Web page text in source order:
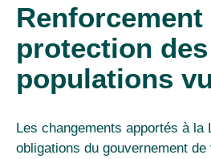
Renforcement
protection des
populations
Les changements apportés à la
obligations du gouvernement